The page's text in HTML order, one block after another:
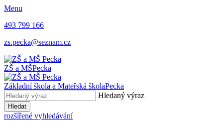
Menu
493 799 166
zs.pecka@seznam.cz
ZŠ a MŠPecka
Základní škola a Mateřská školaPecka
Hledaný výraz
Hledat
rozšířené vyhledávání